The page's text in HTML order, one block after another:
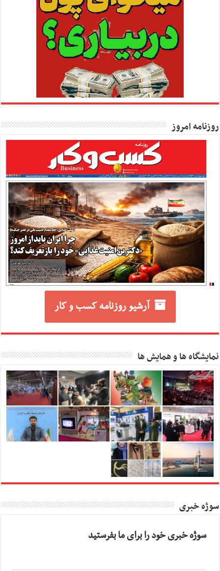
روزنامه امروز
آرشیو روزنامه کسب و کار
نمایشگاه ها و همایش ها
سوژه خبری
سوژه خبری خود را برای ما بفرستید